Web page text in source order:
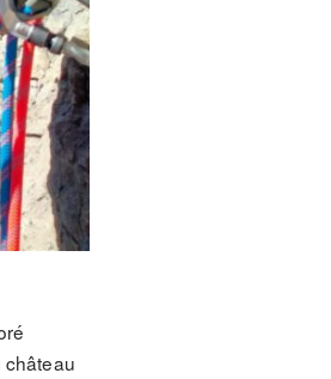
château